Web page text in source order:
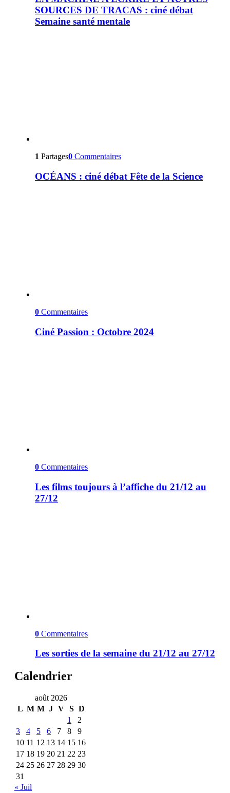
SOURCES DE TRACAS : ciné débat
Semaine santé mentale
1 Partages0 Commentaires
OCÉANS : ciné débat Fête de la Science
0 Commentaires
Ciné Passion : Octobre 2024
0 Commentaires
Les films toujours à l’affiche du 21/12 au
27/12
0 Commentaires
Les sorties de la semaine du 21/12 au 27/12
Calendrier
août 2026
L M M J V S D
1
2
3
4 5 6 7 8
9
10 11 12 13 14 15 16
17 18 19 20 21 22 23
24 25 26 27 28 29 30
31
« Juil